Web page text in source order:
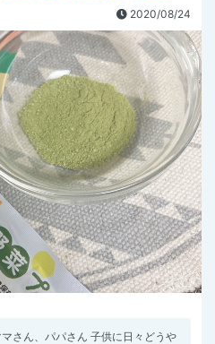
2020/08/24
さん、パパさん 子供に日々どうや